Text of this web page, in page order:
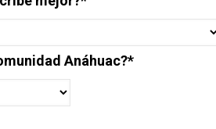
Anáhuac?*